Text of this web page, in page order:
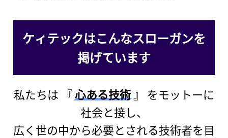
ケィテックはこんなスローガンを
掲げています
私たちは 『心ある技術』 をモットーに
社会と接し、
広く世の中から必要とされる技術者を目